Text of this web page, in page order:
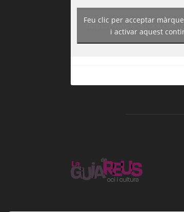
https://www.facebook.com/
Feu clic per acceptar
i activar aquest